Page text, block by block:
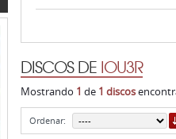
DISCOS DE IOU3R
Mostrando 1 de 1 discos
Ordenar: